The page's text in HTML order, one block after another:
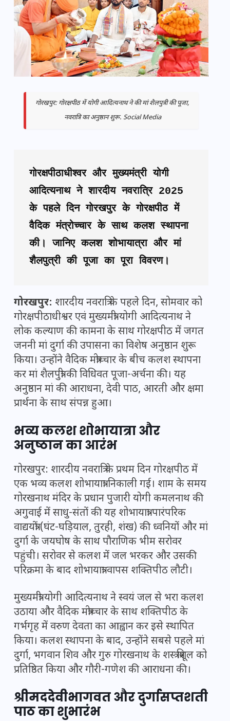
गोरखपुर: गोरक्षपीठ में योगी आदित्यनाथ ने की मां शैलपुत्री की पूजा,
नवरात्रि का अनुष्ठान शुरू. Social Media
गोरक्षपीठाधीश्वर और मुख्यमंत्री योगी
आदित्यनाथ ने शारदीय नवरात्रि 2025
के पहले दिन गोरखपुर के गोरक्षपीठ में
वैदिक मंत्रोच्चार के साथ कलश स्थापना
की। जानिए कलश शोभायात्रा और मां
शैलपुत्री की पूजा का पूरा विवरण।
गोरखपुर: शारदीय नवरात्रि के पहले दिन, सोमवार को
गोरक्षपीठाधीश्वर एवं मुख्यमंत्री योगी आदित्यनाथ ने
लोक कल्याण की कामना के साथ गोरक्षपीठ में जगत
जननी मां दुर्गा की उपासना का विशेष अनुष्ठान शुरू
किया। उन्होंने वैदिक मंत्रोच्चार के बीच कलश स्थापना
कर मां शैलपुत्री की विधिवत पूजा-अर्चना की। यह
अनुष्ठान मां की आराधना, देवी पाठ, आरती और क्षमा
प्रार्थना के साथ संपन्न हुआ।
भव्य कलश शोभायात्रा और
अनुष्ठान का आरंभ
गोरखपुर: शारदीय नवरात्रि के प्रथम दिन गोरक्षपीठ में
एक भव्य कलश शोभायात्रा निकाली गई। शाम के समय
गोरखनाथ मंदिर के प्रधान पुजारी योगी कमलनाथ की
अगुवाई में साधु-संतों की यह शोभायात्रा पारंपरिक
वाद्ययंत्रों (घंट-घड़ियाल, तुरही, शंख) की ध्वनियों और मां
दुर्गा के जयघोष के साथ पौराणिक भीम सरोवर
पहुंची। सरोवर से कलश में जल भरकर और उसकी
परिक्रमा के बाद शोभायात्रा वापस शक्तिपीठ लौटी।
मुख्यमंत्री योगी आदित्यनाथ ने स्वयं जल से भरा कलश
उठाया और वैदिक मंत्रोच्चार के साथ शक्तिपीठ के
गर्भगृह में वरुण देवता का आह्वान कर इसे स्थापित
किया। कलश स्थापना के बाद, उन्होंने सबसे पहले मां
दुर्गा, भगवान शिव और गुरु गोरखनाथ के शस्त्र त्रिशूल को
प्रतिष्ठित किया और गौरी-गणेश की आराधना की।
श्रीमददेवीभागवत और दुर्गासप्तशती
पाठ का शुभारंभ